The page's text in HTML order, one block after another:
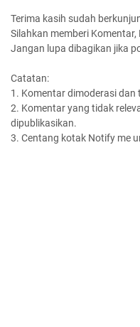
Terima kasih sudah
Silahkan memberi
Jangan lupa dibagikan jika
Catatan:
1. Komentar dimoderasi dan
2. Komentar yang tidak
dipublikasikan.
3. Centang kotak Notify me